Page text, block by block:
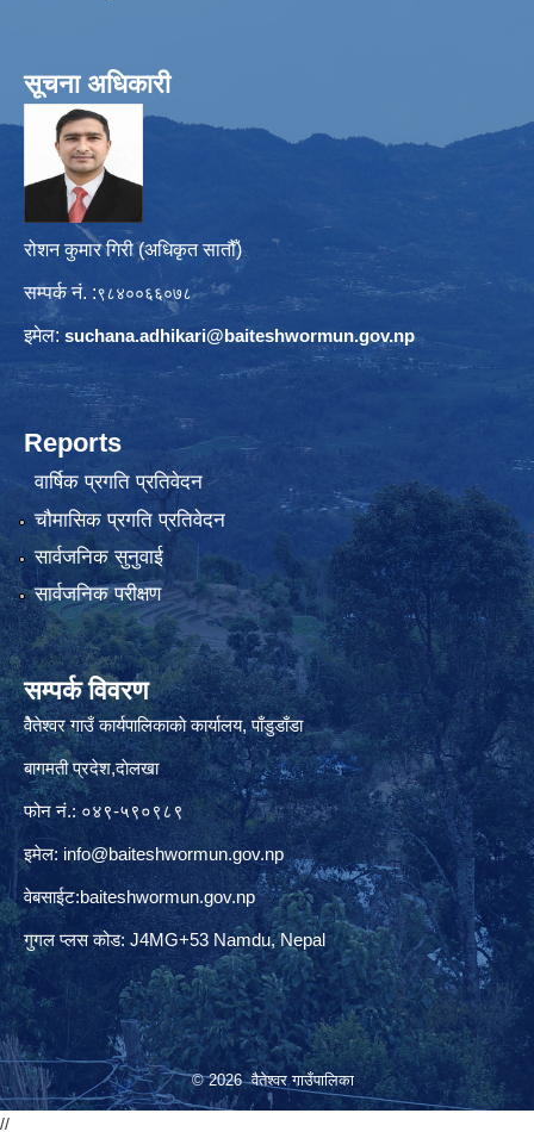
सूचना अधिकारी
रोशन कुमार गिरी (अधिकृत सातौँ)
सम्पर्क नं. :९८४००६६०७८
इमेल: suchana.adhikari@baiteshwormun.gov.np
Reports
वार्षिक प्रगति प्रतिवेदन
चौमासिक प्रगति प्रतिवेदन
सार्वजनिक सुनुवाई
सार्वजनिक परीक्षण
सम्पर्क विवरण
वैेतेश्वर गाउँ कार्यपालिकाकाे कार्यालय, पाँडुडाँडा
बागमती‌ प्रदेश,दाेलखा
फोन नं.: ०४९-५९०९८९
इमेल: info@baiteshwormun.gov.np
वेबसाईट:baiteshwormun.gov.np
गुगल प्लस कोड: J4MG+53 Namdu, Nepal
© 2026 वैतेश्वर गाउँपालिका
//